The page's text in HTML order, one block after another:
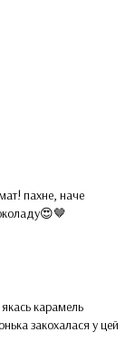
пахне, наче
карамель
закохалася у цей